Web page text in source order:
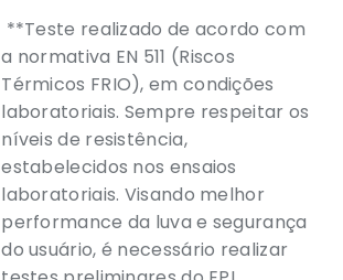
**Teste realizado de acordo com
a normativa EN 511 (Riscos
Térmicos FRIO), em condições
laboratoriais. Sempre respeitar os
níveis de resistência,
estabelecidos nos ensaios
laboratoriais. Visando melhor
performance da luva e segurança
do usuário, é necessário realizar